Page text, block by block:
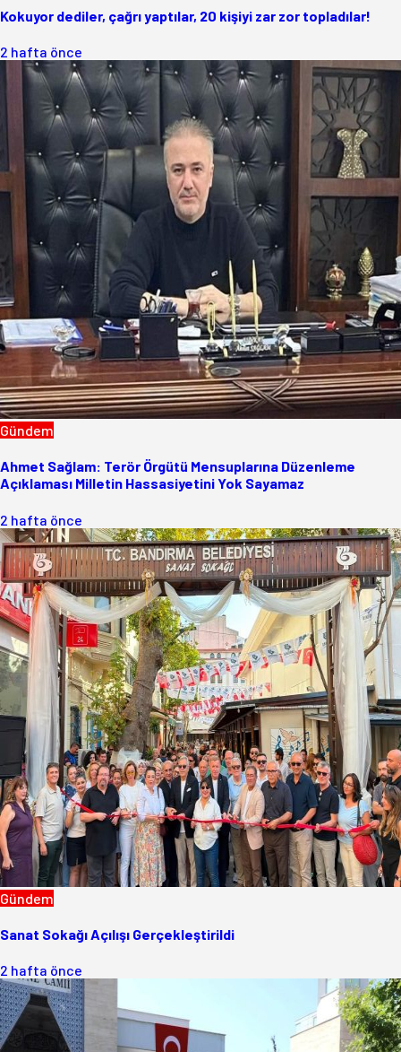
Kokuyor dediler, çağrı yaptılar, 20 kişiyi zar zor topladılar!
2 hafta önce
Gündem
Ahmet Sağlam: Terör Örgütü Mensuplarına Düzenleme
Açıklaması Milletin Hassasiyetini Yok Sayamaz
2 hafta önce
Gündem
Sanat Sokağı Açılışı Gerçekleştirildi
2 hafta önce